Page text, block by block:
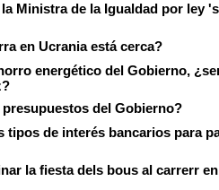
Ministra de la Igualdad por ley
en Ucrania está cerca?
energético del Gobierno,
del Gobierno?
tipos de interés bancarios para
la fiesta dels bous al carrerr